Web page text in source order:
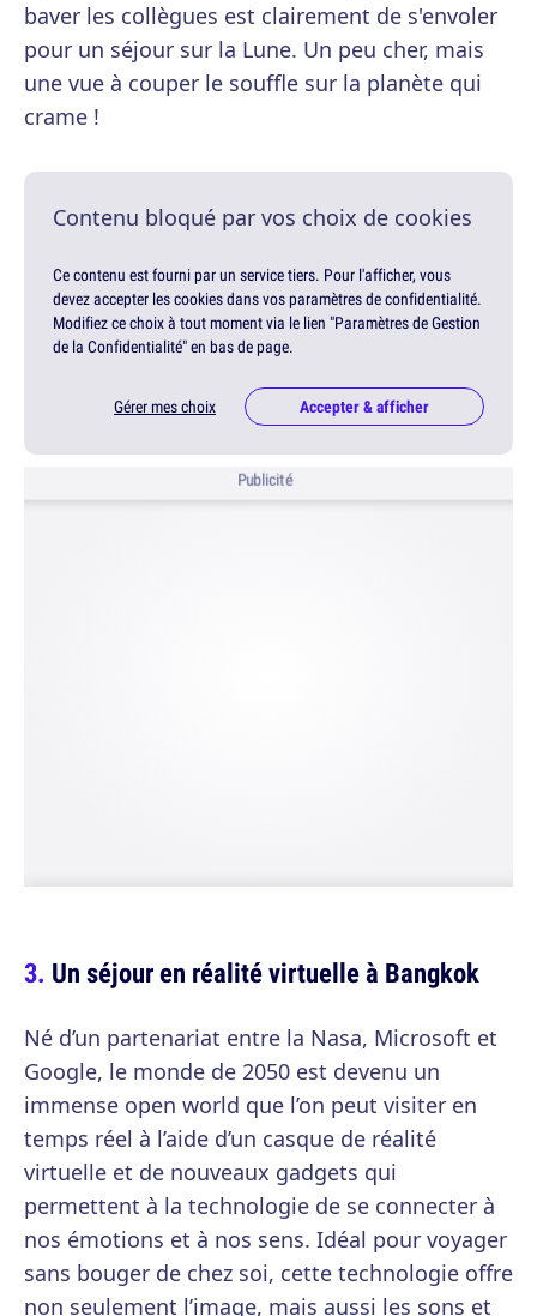
baver les collègues est clairement de s'envoler
pour un séjour sur la Lune. Un peu cher, mais
une vue à couper le souffle sur la planète qui
crame !
Contenu bloqué par vos choix de cookies
Ce contenu est fourni par un service tiers. Pour l'afficher, vous
devez accepter les cookies dans vos paramètres de confidentialité.
Modifiez ce choix à tout moment via le lien "Paramètres de Gestion
de la Confidentialité" en bas de page.
Gérer mes choix Accepter & afficher
Publicité
Un séjour en réalité virtuelle à Bangkok
Né d’un partenariat entre la Nasa, Microsoft et
Google, le monde de 2050 est devenu un
immense open world que l’on peut visiter en
temps réel à l’aide d’un casque de réalité
virtuelle et de nouveaux gadgets qui
permettent à la technologie de se connecter à
nos émotions et à nos sens. Idéal pour voyager
sans bouger de chez soi, cette technologie offre
non seulement l’image, mais aussi les sons et